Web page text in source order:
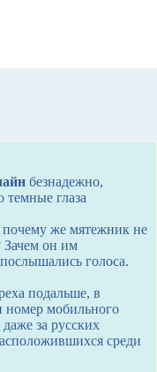
безнадежно,
глаза
почему же мятежник не
Зачем он им
голоса.
подальше, в
номер мобильного
за русских
среди